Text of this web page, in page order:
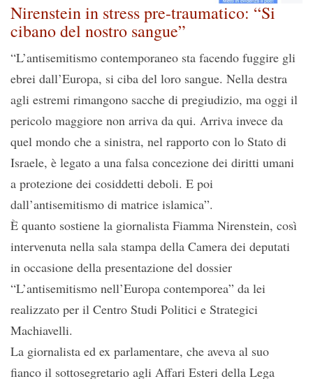
Nirenstein in stress pre-traumatico: “Si
cibano del nostro sangue”
“L’antisemitismo contemporaneo sta facendo fuggire gli
ebrei dall’Europa, si ciba del loro sangue. Nella destra
agli estremi rimangono sacche di pregiudizio, ma oggi il
pericolo maggiore non arriva da qui. Arriva invece da
quel mondo che a sinistra, nel rapporto con lo Stato di
Israele, è legato a una falsa concezione dei diritti umani
a protezione dei cosiddetti deboli. E poi
dall’antisemitismo di matrice islamica”.
È quanto sostiene la giornalista Fiamma Nirenstein, così
intervenuta nella sala stampa della Camera dei deputati
in occasione della presentazione del dossier
“L’antisemitismo nell’Europa contemporea” da lei
realizzato per il Centro Studi Politici e Strategici
Machiavelli.
La giornalista ed ex parlamentare, che aveva al suo
fianco il sottosegretario agli Affari Esteri della Lega